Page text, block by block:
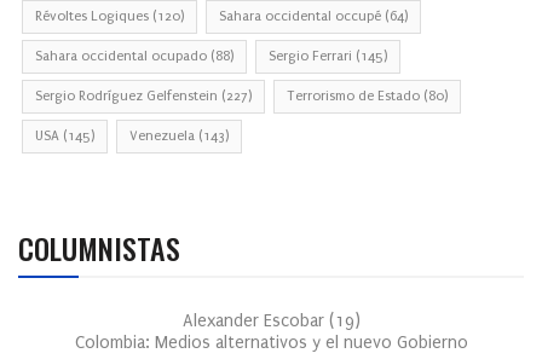
Révoltes Logiques (120) Sahara occidental occupé (64)
Sahara occidental ocupado (88) Sergio Ferrari (145)
Sergio Rodríguez Gelfenstein (227) Terrorismo de Estado (80)
USA (145) Venezuela (143)
COLUMNISTAS
Alexander Escobar (19)
Colombia: Medios alternativos y el nuevo Gobierno